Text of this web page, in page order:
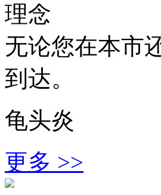
理念
无论您在本市
到达。
龟头炎
更多 >>